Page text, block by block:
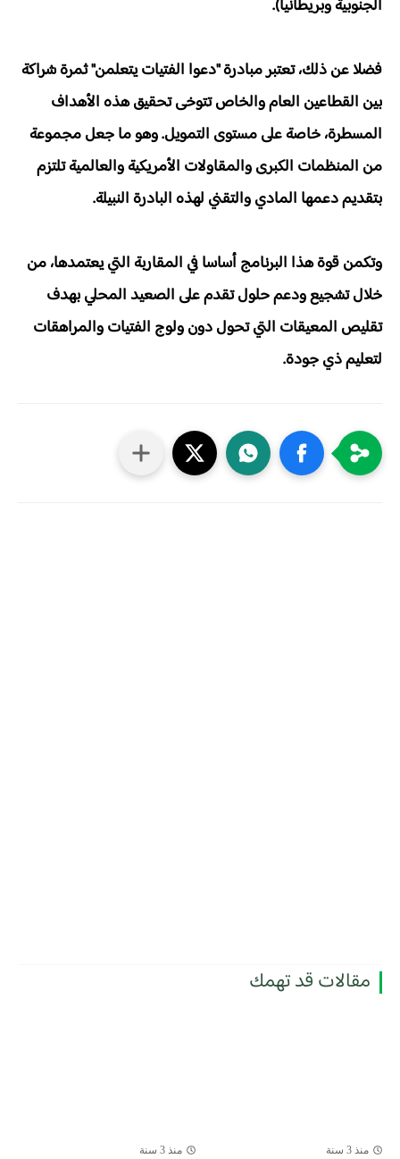
الجنوبية وبريطانيا).
فضلا عن ذلك، تعتبر مبادرة "دعوا الفتيات يتعلمن" ثمرة شراكة
بين القطاعين العام والخاص تتوخى تحقيق هذه الأهداف
المسطرة، خاصة على مستوى التمويل. وهو ما جعل مجموعة
من المنظمات الكبرى والمقاولات الأمريكية والعالمية تلتزم
بتقديم دعمها المادي والتقني لهذه البادرة النبيلة.
وتكمن قوة هذا البرنامج أساسا في المقاربة التي يعتمدها، من
خلال تشجيع ودعم حلول تقدم على الصعيد المحلي بهدف
تقليص المعيقات التي تحول دون ولوج الفتيات والمراهقات
لتعليم ذي جودة.
مقالات قد تهمك
منذ 3 سنة منذ 3 سنة